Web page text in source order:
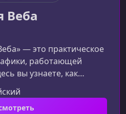
Веба
— это практическое
работающей
вы узнаете, как
визуальные
современные сайты
интерактивными и